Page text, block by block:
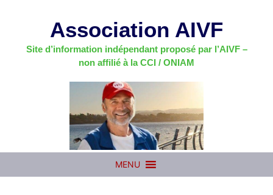
Association AIVF
Site d’information indépendant proposé par l’AIVF –
non affilié à la CCI / ONIAM
MENU